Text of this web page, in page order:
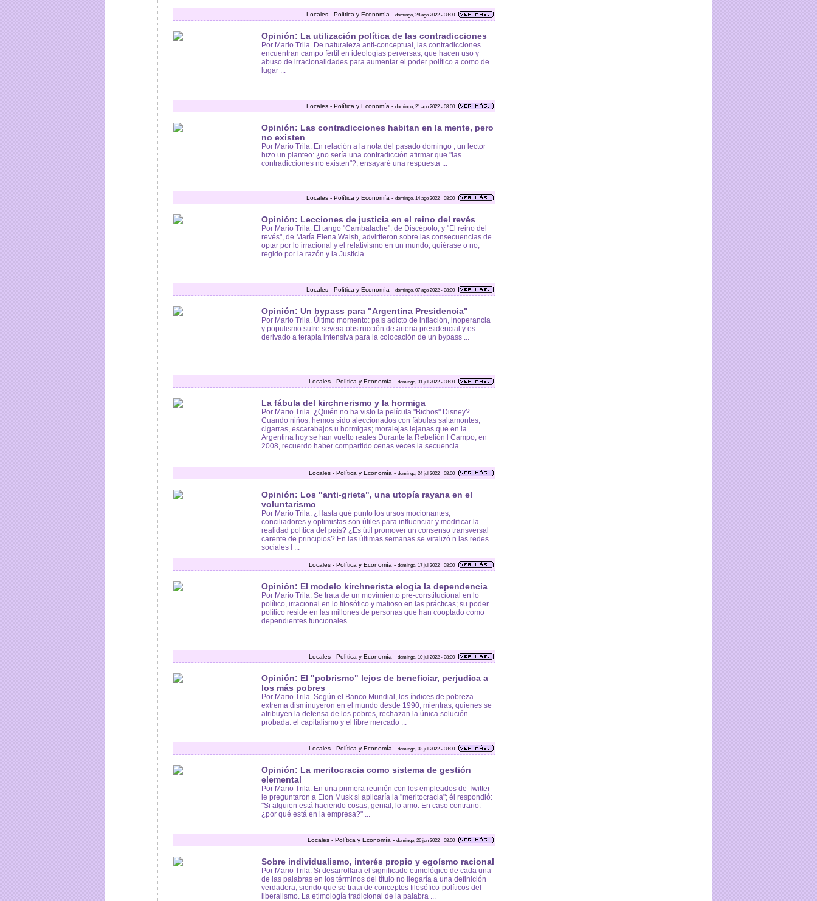
Locales - Política y Economía - domingo, 28 ago 2022 - 08:00
Opinión: La utilización política de las contradicciones
Por Mario Trila. De naturaleza anti-conceptual, las contradicciones
encuentran campo fértil en ideologías perversas, que hacen uso y
abuso de irracionalidades para aumentar el poder político a como de
lugar ...
Locales - Política y Economía - domingo, 21 ago 2022 - 08:00
Opinión: Las contradicciones habitan en la mente, pero
no existen
Por Mario Trila. En relación a la nota del pasado domingo , un lector
hizo un planteo: ¿no sería una contradicción afirmar que "las
contradicciones no existen"?; ensayaré una respuesta ...
Locales - Política y Economía - domingo, 14 ago 2022 - 08:00
Opinión: Lecciones de justicia en el reino del revés
Por Mario Trila. El tango "Cambalache", de Discépolo, y "El reino del
revés", de María Elena Walsh, advirtieron sobre las consecuencias de
optar por lo irracional y el relativismo en un mundo, quiérase o no,
regido por la razón y la Justicia ...
Locales - Política y Economía - domingo, 07 ago 2022 - 08:00
Opinión: Un bypass para "Argentina Presidencia"
Por Mario Trila. Último momento: país adicto de inflación, inoperancia
y populismo sufre severa obstrucción de arteria presidencial y es
derivado a terapia intensiva para la colocación de un bypass ...
Locales - Política y Economía - domingo, 31 jul 2022 - 08:00
La fábula del kirchnerismo y la hormiga
Por Mario Trila. ¿Quién no ha visto la película "Bichos" Disney?
Cuando niños, hemos sido aleccionados con fábulas saltamontes,
cigarras, escarabajos u hormigas; moralejas lejanas que en la
Argentina hoy se han vuelto reales Durante la Rebelión l Campo, en
2008, recuerdo haber compartido cenas veces la secuencia ...
Locales - Política y Economía - domingo, 24 jul 2022 - 08:00
Opinión: Los "anti-grieta", una utopía rayana en el
voluntarismo
Por Mario Trila. ¿Hasta qué punto los ursos mocionantes,
conciliadores y optimistas son útiles para influenciar y modificar la
realidad política del país? ¿Es útil promover un consenso transversal
carente de principios? En las últimas semanas se viralizó n las redes
sociales l ...
Locales - Política y Economía - domingo, 17 jul 2022 - 08:00
Opinión: El modelo kirchnerista elogia la dependencia
Por Mario Trila. Se trata de un movimiento pre-constitucional en lo
político, irracional en lo filosófico y mafioso en las prácticas; su poder
político reside en las millones de personas que han cooptado como
dependientes funcionales ...
Locales - Política y Economía - domingo, 10 jul 2022 - 08:00
Opinión: El "pobrismo" lejos de beneficiar, perjudica a
los más pobres
Por Mario Trila. Según el Banco Mundial, los índices de pobreza
extrema disminuyeron en el mundo desde 1990; mientras, quienes se
atribuyen la defensa de los pobres, rechazan la única solución
probada: el capitalismo y el libre mercado ...
Locales - Política y Economía - domingo, 03 jul 2022 - 08:00
Opinión: La meritocracia como sistema de gestión
elemental
Por Mario Trila. En una primera reunión con los empleados de Twitter
le preguntaron a Elon Musk si aplicaría la "meritocracia"; él respondió:
"Si alguien está haciendo cosas, genial, lo amo. En caso contrario:
¿por qué está en la empresa?" ...
Locales - Política y Economía - domingo, 26 jun 2022 - 08:00
Sobre individualismo, interés propio y egoísmo racional
Por Mario Trila. Si desarrollara el significado etimológico de cada una
de las palabras en los términos del título no llegaría a una definición
verdadera, siendo que se trata de conceptos filosófico-políticos del
liberalismo. La etimología tradicional de la palabra ...